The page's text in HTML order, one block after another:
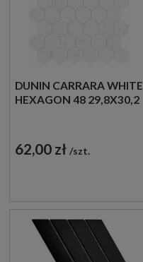
DUNIN CARRARA WHITE
HEXAGON 48 29,8X30,2
62,00 zł szt.